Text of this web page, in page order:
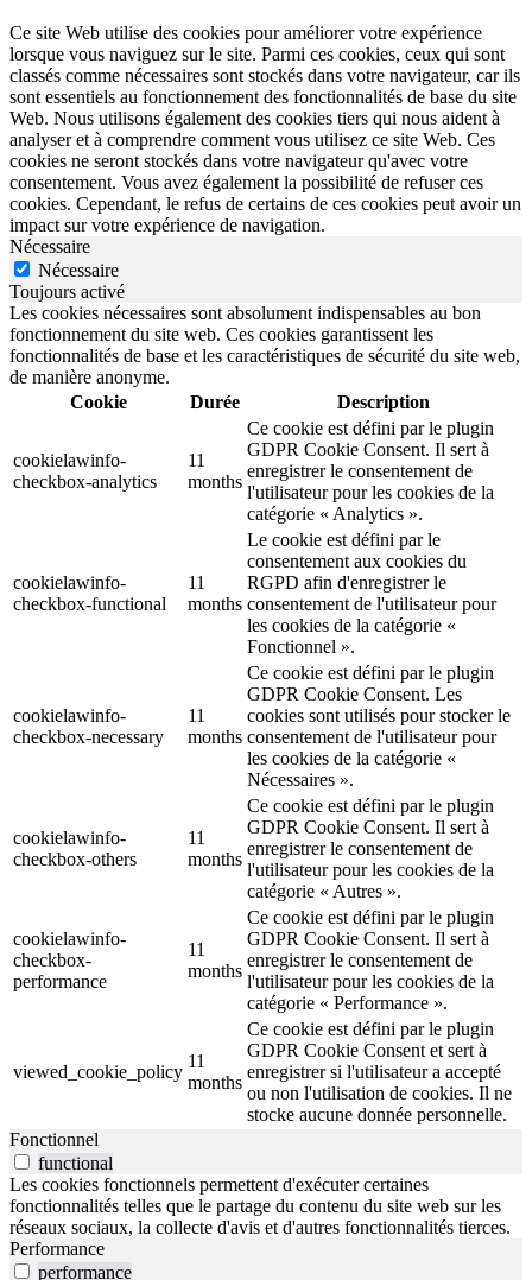
Ce site Web utilise des cookies pour améliorer votre expérience
lorsque vous naviguez sur le site. Parmi ces cookies, ceux qui sont
classés comme nécessaires sont stockés dans votre navigateur, car ils
sont essentiels au fonctionnement des fonctionnalités de base du site
Web. Nous utilisons également des cookies tiers qui nous aident à
analyser et à comprendre comment vous utilisez ce site Web. Ces
cookies ne seront stockés dans votre navigateur qu'avec votre
consentement. Vous avez également la possibilité de refuser ces
cookies. Cependant, le refus de certains de ces cookies peut avoir un
impact sur votre expérience de navigation.
Nécessaire
Nécessaire
Toujours activé
Les cookies nécessaires sont absolument indispensables au bon
fonctionnement du site web. Ces cookies garantissent les
fonctionnalités de base et les caractéristiques de sécurité du site web,
de manière anonyme.
Cookie
Durée Description
cookielawinfo-
checkbox-analytics
11
months
Ce cookie est défini par le plugin
GDPR Cookie Consent. Il sert à
enregistrer le consentement de
l'utilisateur pour les cookies de la
catégorie « Analytics ».
cookielawinfo-
checkbox-functional
11
months
Le cookie est défini par le
consentement aux cookies du
RGPD afin d'enregistrer le
consentement de l'utilisateur pour
les cookies de la catégorie «
Fonctionnel ».
cookielawinfo-
checkbox-necessary
11
months
Ce cookie est défini par le plugin
GDPR Cookie Consent. Les
cookies sont utilisés pour stocker le
consentement de l'utilisateur pour
les cookies de la catégorie «
Nécessaires ».
cookielawinfo-
checkbox-others
11
months
Ce cookie est défini par le plugin
GDPR Cookie Consent. Il sert à
enregistrer le consentement de
l'utilisateur pour les cookies de la
catégorie « Autres ».
cookielawinfo-
checkbox-
performance
11
months
Ce cookie est défini par le plugin
GDPR Cookie Consent. Il sert à
enregistrer le consentement de
l'utilisateur pour les cookies de la
catégorie « Performance ».
viewed_cookie_policy
11
months
Ce cookie est défini par le plugin
GDPR Cookie Consent et sert à
enregistrer si l'utilisateur a accepté
ou non l'utilisation de cookies. Il ne
stocke aucune donnée personnelle.
Fonctionnel
functional
Les cookies fonctionnels permettent d'exécuter certaines
fonctionnalités telles que le partage du contenu du site web sur les
réseaux sociaux, la collecte d'avis et d'autres fonctionnalités tierces.
Performance
performance